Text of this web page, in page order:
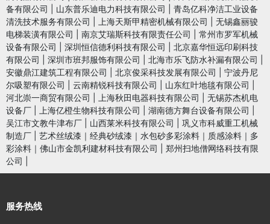
备有限公司
山东普乐迪电力科技有限公司
青岛亿科净洁工业设备
清洗技术服务有限公司
上海天斯甲精密机械有限公司
无锡鑫丽骏
电梯装潢有限公司
南京艾瑞斯科技有限责任公司
常州市罗军机械
设备有限公司
深圳恒信德利科技有限公司
北京嘉华恒远印刷科技
有限公司
深圳市班邦服饰有限公司 北海市乐飞防水补漏有限公司
安徽鼎江建筑工程有限公司
北京俊采科技发展有限公司
宁波丹尼
尔吸塑有限公司
云南精锐科技有限公司 山东红叶地毯有限公司
河北崇一商贸有限公司
上海秋田电器科技有限公司
无锡苏杰机电
设备厂
上海亿橙生物科技有限公司 湖南德方舞台设备有限公司
吴江市文教牛津布厂
山西莱米科技有限公司
巩义市科威重工机械
制造厂
艺术丝绒漆｜经典砂绒漆｜水包砂多彩涂料｜质感涂料｜多
彩涂料｜佛山市金凯利建材科技有限公司
郑州扫地僧网络科技有限
公司
服务热线